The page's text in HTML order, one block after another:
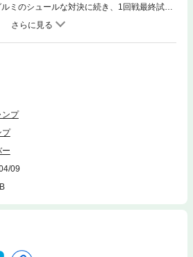
ミのシュールな対決に続き、1回戦最終試合
選ばない将棋のでかさにたじろぐ25巻!!
ンプ
プ
ー
09